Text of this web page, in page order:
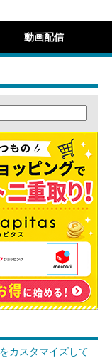
動画配信
カスタマイズして